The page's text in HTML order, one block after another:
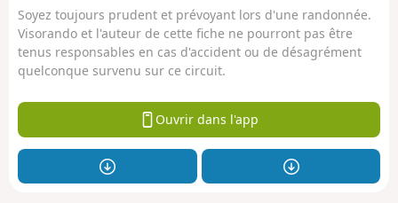
Soyez toujours prudent et prévoyant lors d'une randonnée.
Visorando et l'auteur de cette fiche ne pourront pas être
tenus responsables en cas d'accident ou de désagrément
quelconque survenu sur ce circuit.
Ouvrir dans l'app